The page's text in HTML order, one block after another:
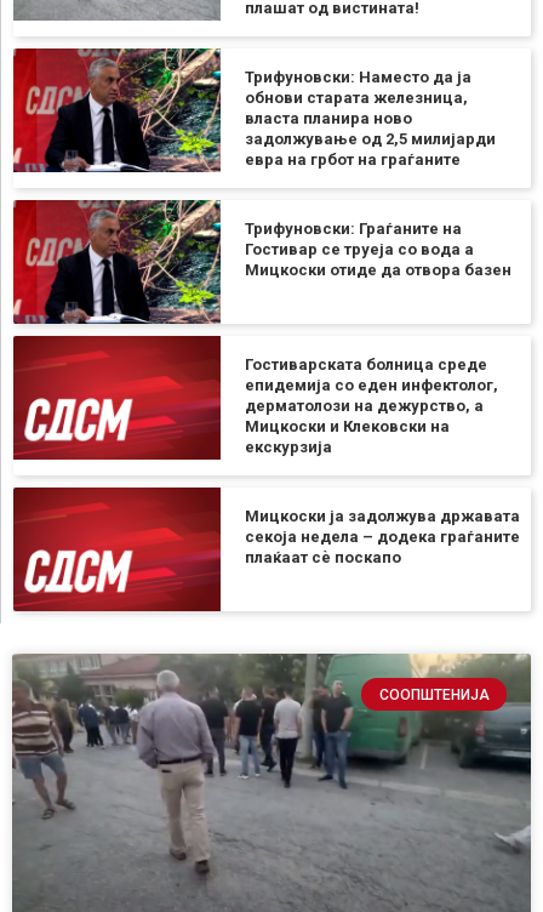
плашат од вистината!
Трифуновски: Наместо да ја
обнови старата железница,
власта планира ново
задолжување од 2,5 милијарди
евра на грбот на граѓаните
Трифуновски: Граѓаните на
Гостивар се труеја со вода а
Мицкоски отиде да отвора базен
Гостиварската болница среде
епидемија со еден инфектолог,
дерматолози на дежурство, а
Мицкоски и Клековски на
екскурзија
Мицкоски ја задолжува државата
секоја недела – додека граѓаните
плаќаат сѐ поскапо
СООПШТЕНИЈА